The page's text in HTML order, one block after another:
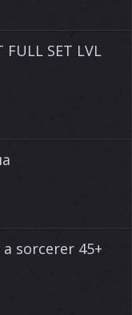
FULL SET LVL
sorcerer 45+